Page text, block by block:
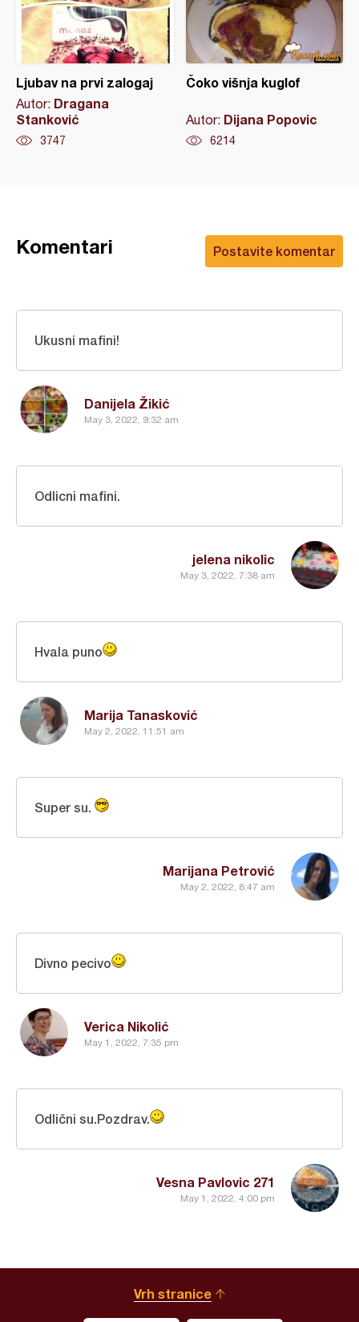
Ljubav na prvi zalogaj
Autor: Dragana
Stanković
3747
Čoko višnja kuglof
Autor: Dijana Popovic
6214
Postavite komentar
Komentari
Danijela Žikić
May 3, 2022, 9:32 am
Ukusni mafini!
jelena nikolic
May 3, 2022, 7:38 am
Odlicni mafini.
Marija Tanasković
May 2, 2022, 11:51 am
Hvala puno
Marijana Petrović
May 2, 2022, 8:47 am
Super su.
Verica Nikolić
May 1, 2022, 7:35 pm
Divno pecivo
Vesna Pavlovic 271
May 1, 2022, 4:00 pm
Odlični su.Pozdrav.
Vrh stranice